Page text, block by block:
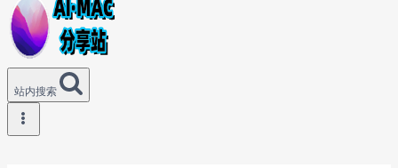
站内搜索